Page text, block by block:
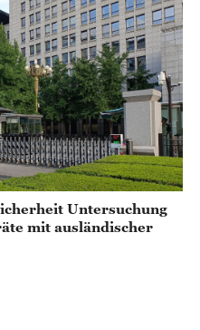
Untersuchung
mit ausländischer